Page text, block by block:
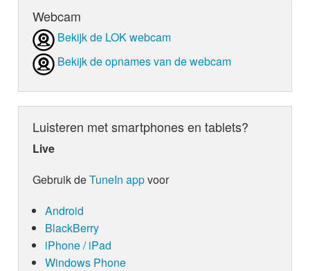
Webcam
Bekijk de LOK webcam
Bekijk de opnames van de webcam
Luisteren met smartphones en tablets?
Live
Gebruik deTuneIn appvoor
Android
BlackBerry
iPhone / iPad
Windows Phone